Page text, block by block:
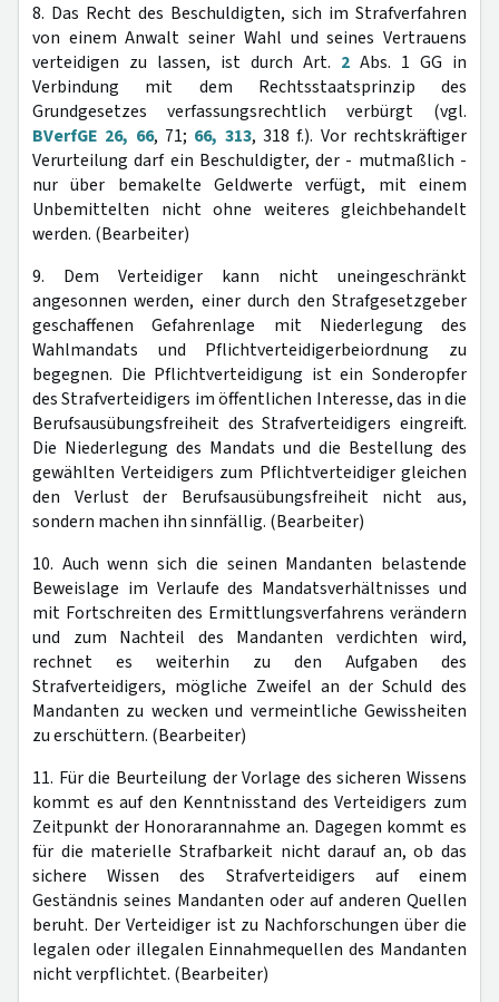
8. Das Recht des Beschuldigten, sich im Strafverfahren
von einem Anwalt seiner Wahl und seines Vertrauens
verteidigen zu lassen, ist durch Art. 2 Abs. 1 GG in
Verbindung mit dem Rechtsstaatsprinzip des
Grundgesetzes verfassungsrechtlich verbürgt (vgl.
BVerfGE 26, 66, 71; 66, 313, 318 f.). Vor rechtskräftiger
Verurteilung darf ein Beschuldigter, der - mutmaßlich -
nur über bemakelte Geldwerte verfügt, mit einem
Unbemittelten nicht ohne weiteres gleichbehandelt
werden. (Bearbeiter)
9. Dem Verteidiger kann nicht uneingeschränkt
angesonnen werden, einer durch den Strafgesetzgeber
geschaffenen Gefahrenlage mit Niederlegung des
Wahlmandats und Pflichtverteidigerbeiordnung zu
begegnen. Die Pflichtverteidigung ist ein Sonderopfer
des Strafverteidigers im öffentlichen Interesse, das in die
Berufsausübungsfreiheit des Strafverteidigers eingreift.
Die Niederlegung des Mandats und die Bestellung des
gewählten Verteidigers zum Pflichtverteidiger gleichen
den Verlust der Berufsausübungsfreiheit nicht aus,
sondern machen ihn sinnfällig. (Bearbeiter)
10. Auch wenn sich die seinen Mandanten belastende
Beweislage im Verlaufe des Mandatsverhältnisses und
mit Fortschreiten des Ermittlungsverfahrens verändern
und zum Nachteil des Mandanten verdichten wird,
rechnet es weiterhin zu den Aufgaben des
Strafverteidigers, mögliche Zweifel an der Schuld des
Mandanten zu wecken und vermeintliche Gewissheiten
zu erschüttern. (Bearbeiter)
11. Für die Beurteilung der Vorlage des sicheren Wissens
kommt es auf den Kenntnisstand des Verteidigers zum
Zeitpunkt der Honorarannahme an. Dagegen kommt es
für die materielle Strafbarkeit nicht darauf an, ob das
sichere Wissen des Strafverteidigers auf einem
Geständnis seines Mandanten oder auf anderen Quellen
beruht. Der Verteidiger ist zu Nachforschungen über die
legalen oder illegalen Einnahmequellen des Mandanten
nicht verpflichtet. (Bearbeiter)